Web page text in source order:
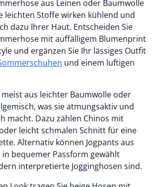
aus Leinen oder Baumwolle
leichten Stoffe wirken kühlend und
dazu Ihrer Haut. Entscheiden Sie
mit auffälligem Blumenprint
und ergänzen Sie Ihr lässiges Outfit
und einem luftigen
aus leichter Baumwolle oder
was sie atmungsaktiv und
macht. Dazu zählen Chinos mit
leicht schmalen Schnitt für eine
Alternativ können Jogpants aus
bequemer Passform gewählt
interpretierte Jogginghosen sind.